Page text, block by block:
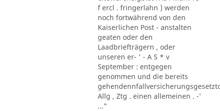
f ercl . fringerlahn ) werden
noch fortwährend von den
Kaiserlichen Post - anstalten
geaten oder den
Laadbriefträgern , oder
unseren er- ' - A S * v
September : entgegen
genommen und die bereits
Allg , Ztg . einen allemeinen . -'
..."